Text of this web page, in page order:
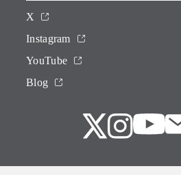
X
Instagram
YouTube
Blog